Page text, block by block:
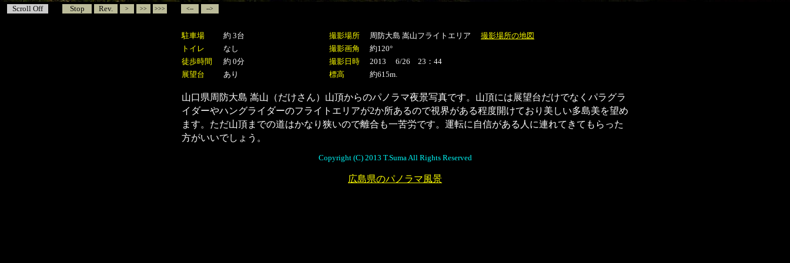
Scroll Off Stop Rev. > >> >>> <-- -->
駐車場 約 3台 撮影場所 周防大島 嵩山フライトエリア
撮影場所の地図
トイレ
なし 撮影画角
約120°
徒歩時間
約 0分 撮影日時
2013 6/26 23：44
展望台
あり 標高 約615m.
山口県周防大島 嵩山（だけさん）山頂からのパノラマ夜景写真です。山頂には展望台だけでなくパラグラ
イダーやハングライダーのフライトエリアが2か所あるので視界がある程度開けており美しい多島美を望め
ます。ただ山頂までの道はかなり狭いので離合も一苦労です。運転に自信がある人に連れてきてもらった
方がいいでしょう。
Copyright (C) 2013 T.Suma All Rights Reserved
広島県のパノラマ風景